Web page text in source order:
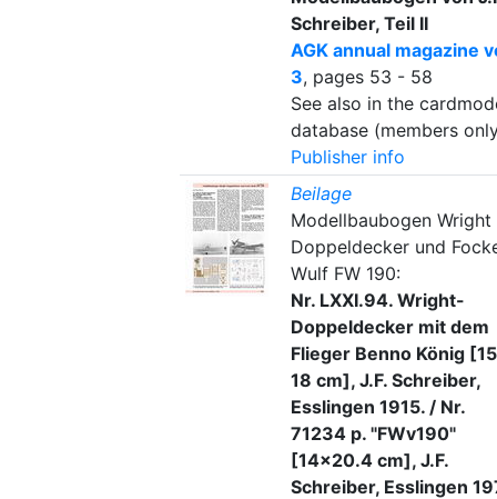
Schreiber, Teil II
AGK annual magazine
3, pages 53 - 58
See also in the
database (members
Publisher info
Beilage
Modellbaubogen Wright
Doppeldecker und
Wulf FW 190:
Nr. LXXI.94. Wright-
Doppeldecker mit dem
Flieger Benno König
18 cm], J.F. Schreiber,
Esslingen 1915. / Nr.
71234 p. "FWv190"
[14x20.4 cm], J.F.
Schreiber, Esslingen